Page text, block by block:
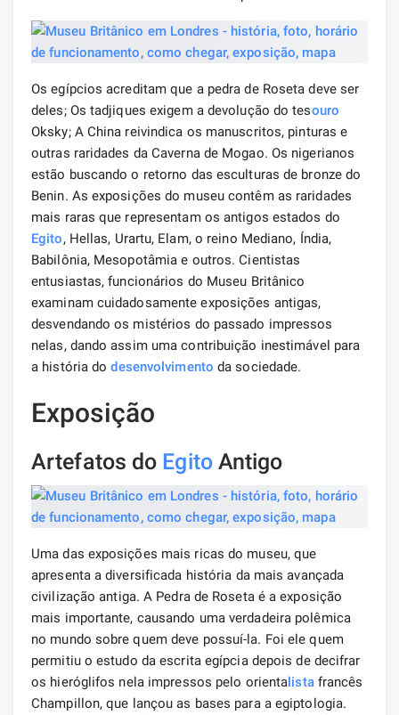
Os egípcios acreditam que a pedra de Roseta deve ser
deles; Os tadjiques exigem a devolução do tesouro
Oksky; A China reivindica os manuscritos, pinturas e
outras raridades da Caverna de Mogao. Os nigerianos
estão buscando o retorno das esculturas de bronze do
Benin. As exposições do museu contêm as raridades
mais raras que representam os antigos estados do
Egito, Hellas, Urartu, Elam, o reino Mediano, Índia,
Babilônia, Mesopotâmia e outros. Cientistas
entusiastas, funcionários do Museu Britânico
examinam cuidadosamente exposições antigas,
desvendando os mistérios do passado impressos
nelas, dando assim uma contribuição inestimável para
a história dodesenvolvimento da sociedade.
Exposição
Artefatos do EgitoAntigo
Uma das exposições mais ricas do museu, que
apresenta a diversificada história da mais avançada
civilização antiga. A Pedra de Roseta é a exposição
mais importante, causando uma verdadeira polêmica
no mundo sobre quem deve possuí-la. Foi ele quem
permitiu o estudo da escrita egípcia depois de decifrar
os hieróglifos nela impressos pelo orientalistafrancês
Champillon, que lançou as bases para a egiptologia.